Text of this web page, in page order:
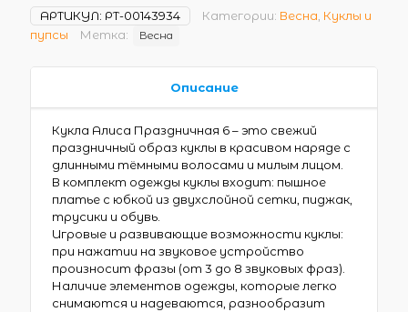
АРТИКУЛ: РТ-00143934 Категории: Весна Куклы и
пупсы
Метка: Весна
Описание
Кукла Алиса Праздничная 6 – это свежий
праздничный образ куклы в красивом наряде с
длинными тёмными волосами и милым лицом.
В комплект одежды куклы входит: пышное
платье с юбкой из двухслойной сетки, пиджак,
трусики и обувь.
Игровые и развивающие возможности куклы:
при нажатии на звуковое устройство
произносит фразы (от 3 до 8 звуковых фраз).
Наличие элементов одежды, которые легко
снимаются и надеваются, разнообразит